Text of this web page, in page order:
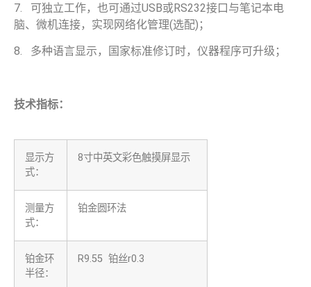
7. 可独立工作，也可通过USB或RS232接口与笔记本电
脑、微机连接，实现网络化管理(选配)；
8. 多种语言显示，国家标准修订时，仪器程序可升级；
技术指标：
显示方
式：
8寸中英文彩色触摸屏显示
测量方
式：
铂金圆环法
铂金环
半径：
R9.55 铂丝r0.3